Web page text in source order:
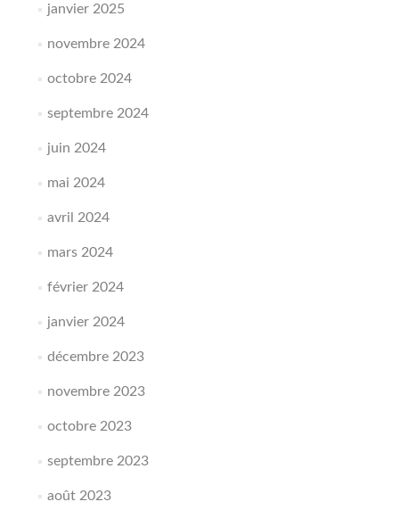
janvier 2025
novembre 2024
octobre 2024
septembre 2024
juin 2024
mai 2024
avril 2024
mars 2024
février 2024
janvier 2024
décembre 2023
novembre 2023
octobre 2023
septembre 2023
août 2023